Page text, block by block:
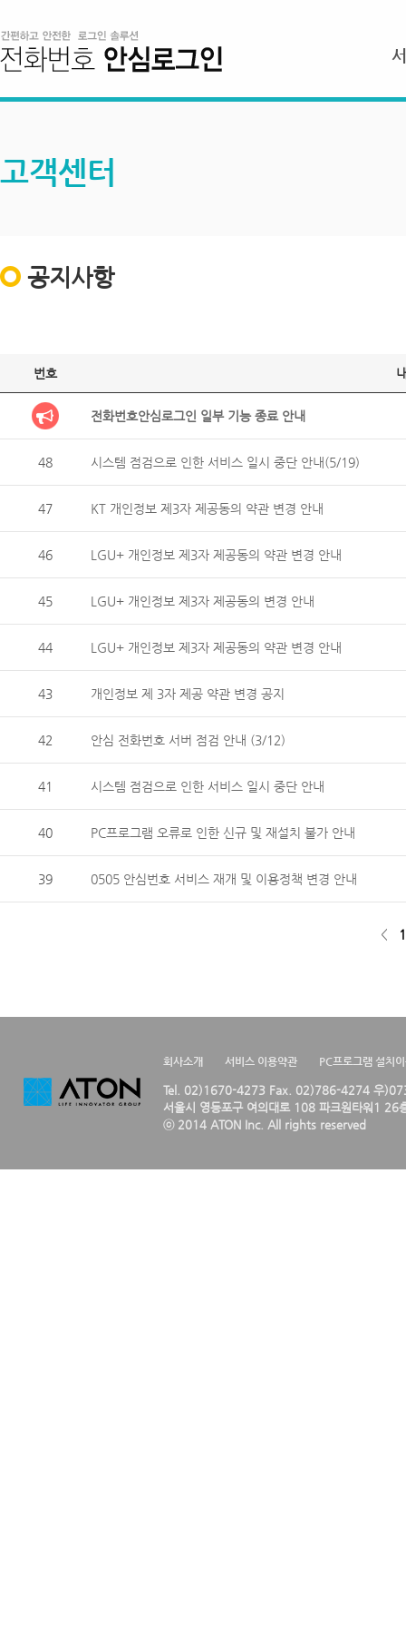
고객센터
공지사항
번호
전화번호안심로그인 일부 기능 종료 안내
48 시스템 점검으로 인한 서비스 일시 중단 안내(5/19)
47 KT 개인정보 제3자 제공동의 약관 변경 안내
46 LGU+ 개인정보 제3자 제공동의 약관 변경 안내
45 LGU+ 개인정보 제3자 제공동의 변경 안내
44 LGU+ 개인정보 제3자 제공동의 약관 변경 안내
43 개인정보 제 3자 제공 약관 변경 공지
42 안심 전화번호 서버 점검 안내 (3/12)
41 시스템 점검으로 인한 서비스 일시 중단 안내
40 PC프로그램 오류로 인한 신규 및 재설치 불가 안내
39 0505 안심번호 서비스 재개 및 이용정책 변경 안내
< 1
회사소개 서비스 이용약관 PC프로그램 설치
Tel. 02)1670-4273 Fax. 02)786-4274 우
서울시 영등포구 여의대로 108 파크원타워1 26
ⓒ 2014 ATON Inc. All rights reserved